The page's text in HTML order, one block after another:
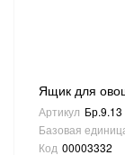
Ящик для
Артикул Бр.9.13
Базовая
Код 00003332